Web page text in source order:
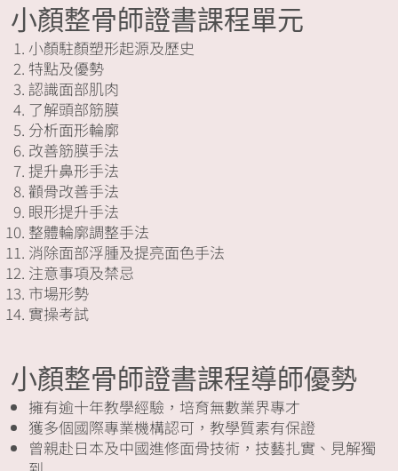
小顏整骨師證書課程單元
小顏駐顏塑形起源及歷史
特點及優勢
認識面部肌肉
了解頭部筋膜
分析面形輪廓
改善筋膜手法
提升鼻形手法
顴骨改善手法
眼形提升手法
整體輪廓調整手法
消除面部浮腫及提亮面色手法
注意事項及禁忌
市場形勢
實操考試
小顏整骨師證書課程導師優勢
擁有逾十年教學經驗，培育無數業界專才
獲多個國際專業機構認可，教學質素有保證
曾親赴日本及中國進修面骨技術，技藝扎實、見解獨